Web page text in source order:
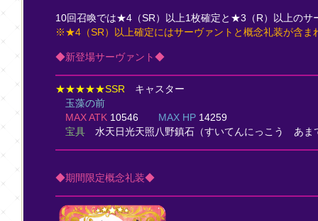
10回召喚では★4（SR）以上1枚確定と★3（R）以上のサ
※★4（SR）以上確定にはサーヴァントと概念礼装が含ま
◆新登場サーヴァント◆
★★★★★SSR キャスター
玉藻の前
MAX ATK 10546 MAX HP 14259
宝具 水天日光天照八野鎮石 （すいてんにっこう あま
◆期間限定概念礼装◆